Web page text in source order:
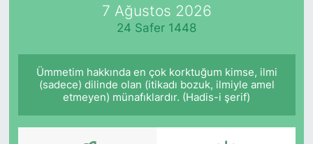
7 Ağustos 2026
24 Safer 1448
Ümmetim hakkında en çok korktuğum kimse, ilmi
(sadece) dilinde olan (itikadı bozuk, ilmiyle amel
etmeyen) münafıklardır. (Hadis-i şerif)
Tüm Manşetler
Haber Arşivi